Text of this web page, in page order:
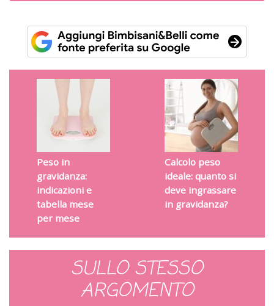
Peso in
gravidanza:
indicazioni e
tabella mese
per mese
Calcolo peso
ideale: quanto si
deve ingrassare
in gravidanza?
SULLO STESSO
ARGOMENTO